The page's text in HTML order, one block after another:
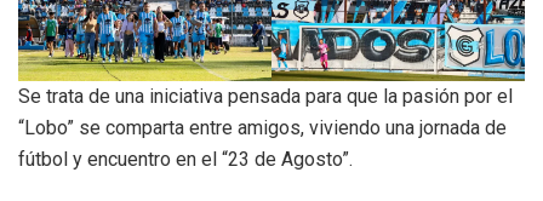
Se trata de una iniciativa pensada para que la pasión por el
“Lobo” se comparta entre amigos, viviendo una jornada de
fútbol y encuentro en el “23 de Agosto”.